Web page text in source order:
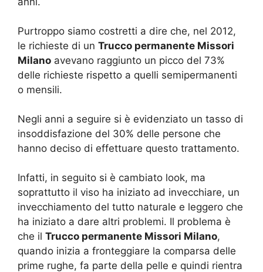
Purtroppo siamo costretti a dire che, nel 2012,
le richieste di un Trucco permanente Missori
Milano avevano raggiunto un picco del 73%
delle richieste rispetto a quelli semipermanenti
o mensili.
Negli anni a seguire si è evidenziato un tasso di
insoddisfazione del 30% delle persone che
hanno deciso di effettuare questo trattamento.
Infatti, in seguito si è cambiato look, ma
soprattutto il viso ha iniziato ad invecchiare, un
invecchiamento del tutto naturale e leggero che
ha iniziato a dare altri problemi. Il problema è
che il Trucco permanente Missori Milano,
quando inizia a fronteggiare la comparsa delle
prime rughe, fa parte della pelle e quindi rientra